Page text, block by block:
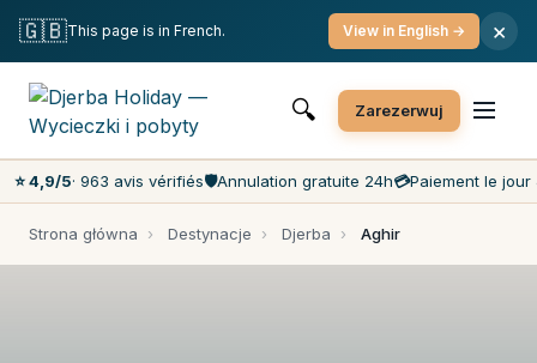
Bezpłatne anulowanie
Płatność w dniu zarezerwowania
Najniższe ceny na rynku
Obsługa klienta 7 dni w tygodniu
🔍 Zarezerwuj
⭐ 4,9/5· 963 avis vérifiés🛡️Annulation gratuite 24h💳Paiement le jour
Strona główna › Destynacje › Djerba › Aghir
🇬🇧This page is in French. View in English → ×